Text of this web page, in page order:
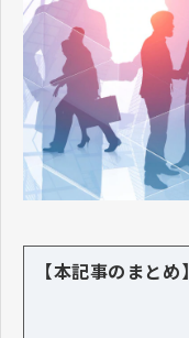
【本記事のまとめ】